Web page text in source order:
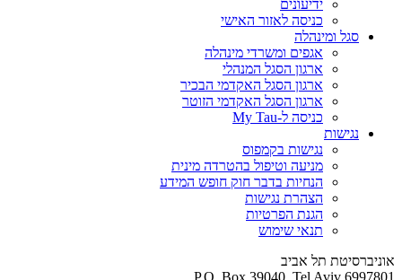
ידיעונים
כניסה לאזור האישי
סגל ומינהלה
אגפים ומשרדי מינהלה
ארגון הסגל המנהלי
ארגון הסגל האקדמי הבכיר
ארגון הסגל האקדמי הזוטר
כניסה ל-My Tau
נגישות
נגישות בקמפוס
מניעה וטיפול בהטרדה מינית
הנחיות בדבר חוק חופש המידע
הצהרת נגישות
הגנת הפרטיות
תנאי שימוש
אוניברסיטת תל אביב